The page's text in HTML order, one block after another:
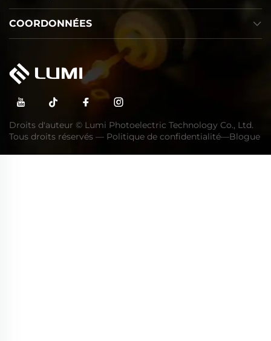
COORDONNÉES
Droits d'auteur © Lumi Photoelectric Technology Co., Ltd.
Tous droits réservés — Politique de confidentialité—Blogue